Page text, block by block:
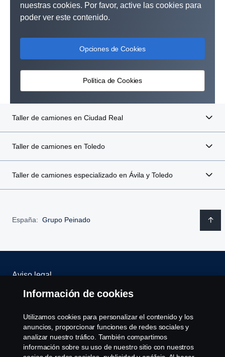
nuestras cookies. Por favor, active las cookies para
poder ver este contenido.
Opciones de Cookies
Política de Cookies
Taller de camiones en Ciudad Real
Taller de camiones en Toledo
Taller de camiones especializado en Ávila y Toledo
España: Grupo Peinado
Aviso legal
Política de privacidad
Scania Assitance
Política de cookies
Información de cookies
Utilizamos cookies para personalizar el contenido y los
anuncios, proporcionar funciones de redes sociales y
analizar nuestro tráfico. También compartimos
información sobre su uso de nuestro sitio con nuestros